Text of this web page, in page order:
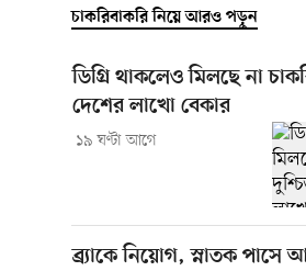
চাকরিবাকরি নিয়ে আরও পড়ুন
ডিগ্রি থাকলেও মিলছে না
দেশের লাখো বেকার
১৯ ঘণ্টা আগে
ব্র্যাকে নিয়োগ, স্নাতক পাসে